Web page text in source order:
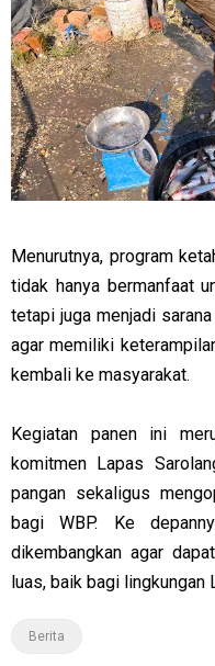
Menurutnya, program
tidak hanya bermanfaat
tetapi juga menjadi
agar memiliki
kembali ke masyarakat.
Kegiatan panen ini
komitmen Lapas
pangan sekaligus
bagi WBP. Ke
dikembangkan agar
luas, baik bagi lingkungan
Berita